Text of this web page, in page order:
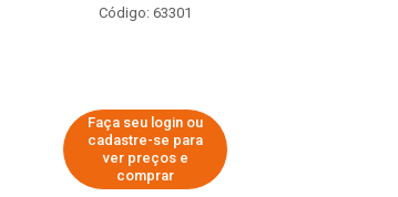
Código: 63301
Faça seu login ou
cadastre-se para
ver preços e
comprar